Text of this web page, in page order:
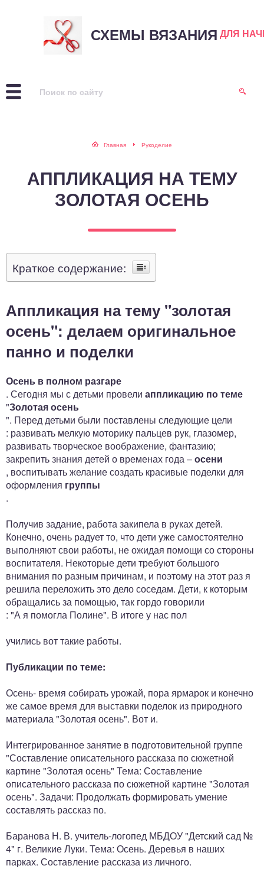
СХЕМЫ ВЯЗАНИЯ ДЛЯ
Главная Рукоделие
АППЛИКАЦИЯ НА ТЕМУ
ЗОЛОТАЯ ОСЕНЬ
Краткое содержание:
Аппликация на тему "золотая
осень": делаем оригинальное
панно и поделки
Осень в полном разгаре
. Сегодня мы с детьми провели аппликацию по теме
"Золотая осень
". Перед детьми были поставлены следующие цели
: развивать мелкую моторику пальцев рук, глазомер,
развивать творческое воображение, фантазию;
закрепить знания детей о временах года –осени
, воспитывать желание создать красивые поделки для
оформления группы
.
Получив задание, работа закипела в руках детей.
Конечно, очень радует то, что дети уже самостоятелно
выполняют свои работы, не ожидая помощи со стороны
воспитателя. Некоторые дети требуют большого
внимания по разным причинам, и поэтому на этот раз я
решила переложить это дело соседам. Дети, к которым
обращались за помощью, так гордо говорили
: "А я помогла Полине". В итоге у нас пол
учились вот такие работы.
Публикации по теме:
Осень- время собирать урожай, пора ярмарок и конечно
же самое время для выставки поделок из природного
материала "Золотая осень". Вот и.
Интегрированное занятие в подготовительной группе
"Составление описательного рассказа по сюжетной
картине "Золотая осень" Тема: Составление
описательного рассказа по сюжетной картине "Золотая
осень". Задачи: Продолжать формировать умение
составлять рассказ по.
Баранова Н. В. учитель-логопед МБДОУ "Детский сад №
4" г. Великие Луки. Тема: Осень. Деревья в наших
парках. Составление рассказа из личного.